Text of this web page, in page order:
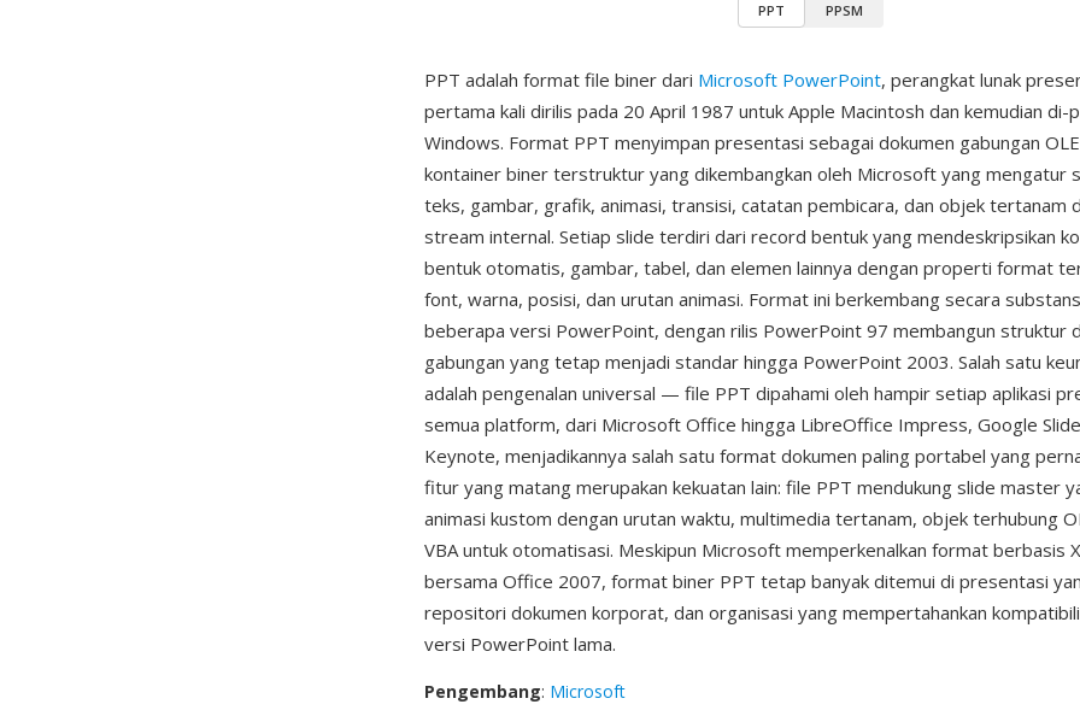
PPT PPSM
PPT adalah format file biner dari Microsoft PowerPoint, perangkat lunak
pertama kali dirilis pada 20 April 1987 untuk Apple Macintosh dan kemudian di-
Windows. Format PPT menyimpan presentasi sebagai dokumen gabungan
kontainer biner terstruktur yang dikembangkan oleh Microsoft yang mengatur
teks, gambar, grafik, animasi, transisi, catatan pembicara, dan objek tertanam
stream internal. Setiap slide terdiri dari record bentuk yang mendeskripsikan
bentuk otomatis, gambar, tabel, dan elemen lainnya dengan properti format
font, warna, posisi, dan urutan animasi. Format ini berkembang secara
beberapa versi PowerPoint, dengan rilis PowerPoint 97 membangun struktur
gabungan yang tetap menjadi standar hingga PowerPoint 2003. Salah satu
adalah pengenalan universal — file PPT dipahami oleh hampir setiap aplikasi
semua platform, dari Microsoft Office hingga LibreOffice Impress, Google
Keynote, menjadikannya salah satu format dokumen paling portabel yang
fitur yang matang merupakan kekuatan lain: file PPT mendukung slide master
animasi kustom dengan urutan waktu, multimedia tertanam, objek terhubung
VBA untuk otomatisasi. Meskipun Microsoft memperkenalkan format berbasis
bersama Office 2007, format biner PPT tetap banyak ditemui di presentasi
repositori dokumen korporat, dan organisasi yang mempertahankan
versi PowerPoint lama.
Pengembang: Microsoft